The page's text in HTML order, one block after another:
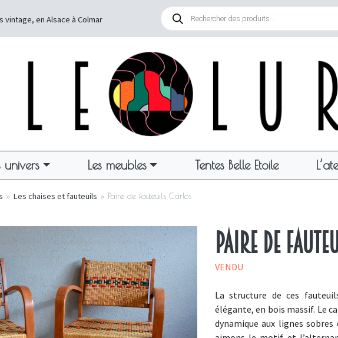
vintage, en Alsace à Colmar
Recherche
produits
univers Les meubles Tentes Belle Etoile
» Les chaises et fauteuils » Paire de fauteuils Carlos
Paire de
VENDU
La structure de ces
élégante, en bois massif. Le
dynamique aux lignes sobres